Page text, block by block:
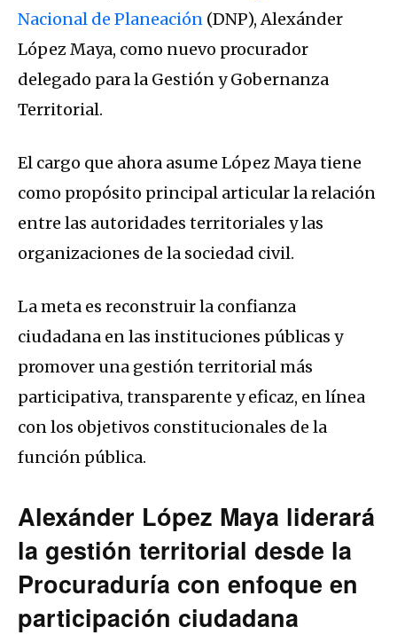
Nacional de Planeación (DNP), Alexánder
López Maya, como nuevo procurador
delegado para la Gestión y Gobernanza
Territorial.
El cargo que ahora asume López Maya tiene
como propósito principal articular la relación
entre las autoridades territoriales y las
organizaciones de la sociedad civil.
La meta es reconstruir la confianza
ciudadana en las instituciones públicas y
promover una gestión territorial más
participativa, transparente y eficaz, en línea
con los objetivos constitucionales de la
función pública.
Alexánder López Maya liderará
la gestión territorial desde la
Procuraduría con enfoque en
participación ciudadana